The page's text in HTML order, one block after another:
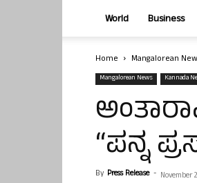
World Business
Home Mangalorean
Mangalorean News Kannada
“ಪನ್ನ
By Press Release - November